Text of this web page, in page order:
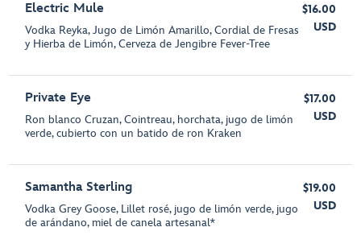
Electric Mule
Vodka Reyka, Jugo de Limón Amarillo, Cordial de Fresas
y Hierba de Limón, Cerveza de Jengibre Fever-Tree
$16.00
USD
Private Eye
Ron blanco Cruzan, Cointreau, horchata, jugo de limón
verde, cubierto con un batido de ron Kraken
$17.00
USD
Samantha Sterling
Vodka Grey Goose, Lillet rosé, jugo de limón verde, jugo
de arándano, miel de canela artesanal*
$19.00
USD